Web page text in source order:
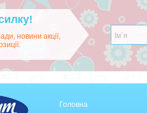
новини акції,
Головна